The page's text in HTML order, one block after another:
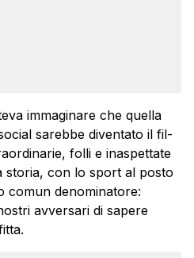
immaginare che quella
sarebbe diventato il fil-
folli e inaspettate
storia, con lo sport al posto
comun denominatore:
avversari di sapere